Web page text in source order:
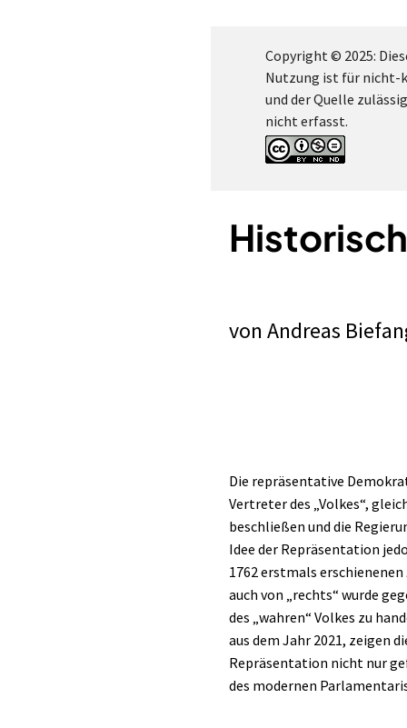
Copyright © 2025:
Nutzung ist für nicht-
und der Quelle
nicht erfasst.
von Andreas
Die repräsentative
Vertreter des „Volkes“,
beschließen und die
Idee der Repräsentation
1762 erstmals erschienenen
auch von „rechts“ wurde
des „wahren“ Volkes zu
aus dem Jahr 2021, zeigen
Repräsentation nicht nur
des modernen